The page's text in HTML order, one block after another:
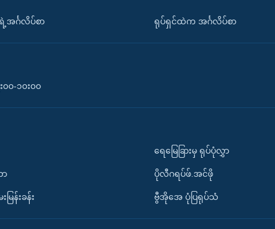
အင်္ဂလိပ်စာ ရုပ်ရှင်ထဲက အင်္ဂလိပ်စာ
၀၀-၁၀း၀၀
ြန်းခန်း
ရေမြေခြားမှ ရုပ်ပုံလွှာ
ပိုလီဂရပ်ဖ်.အင်ဖို
ဗွီအိုအေ ပုံပြရုပ်သံ